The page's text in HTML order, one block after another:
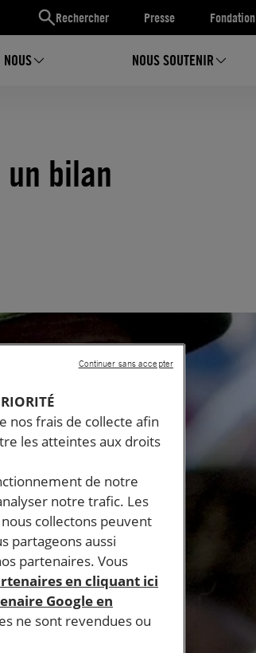
Rechercher Presse Fondation
NOUS SOUTENIR
bilan
nos frais de collecte afin
les atteintes aux droits
de notre
notre trafic. Les
collectons peuvent
partageons aussi
partenaires. Vous
en cliquant ici
Google en
ne sont revendues ou
Continuer sans accepter